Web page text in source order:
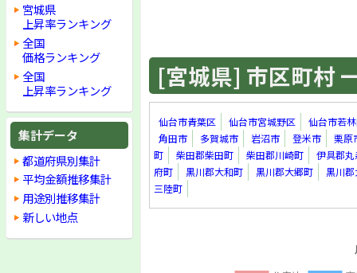
宮城県
上昇率ランキング
全国
価格ランキング
全国
上昇率ランキング
集計データ
都道府県別集計
平均金額推移集計
用途別推移集計
新しい地点
[宮城県] 市区町村
仙台市青葉区 仙台市宮城野区
仙台市若
角田市
多賀城市 岩沼市 登米市
栗原
町
柴田郡柴田町 柴田郡川崎町
伊具郡丸
府町
黒川郡大和町 黒川郡大郷町
黒川
三陸町